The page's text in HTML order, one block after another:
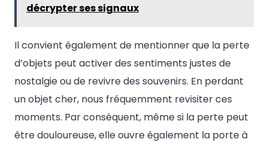
décrypter ses signaux
Il convient également de mentionner que la perte
d’objets peut activer des sentiments justes de
nostalgie ou de revivre des souvenirs. En perdant
un objet cher, nous fréquemment revisiter ces
moments. Par conséquent, même si la perte peut
être douloureuse, elle ouvre également la porte à